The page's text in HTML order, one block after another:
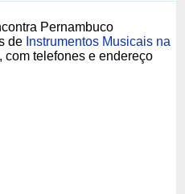
Pernambuco
de Instrumentos Musicais na
com telefones e endereço